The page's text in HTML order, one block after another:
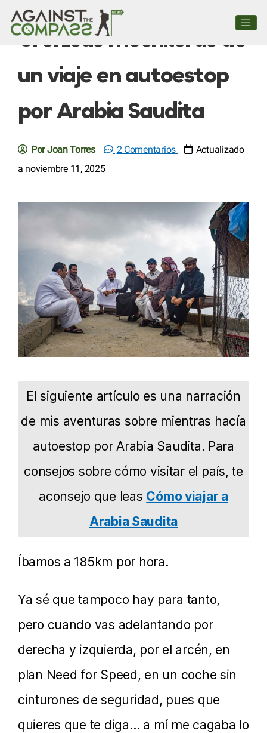
Crónicas mochileras de
un viaje en autoestop
por Arabia Saudita
Por Joan Torres 2 Comentarios
Actualizado
a noviembre 11, 2025
El siguiente artículo es una narración
de mis aventuras sobre mientras hacía
autoestop por Arabia Saudita. Para
consejos sobre cómo visitar el país, te
aconsejo que leas Cómo viajar a
Arabia Saudita
Íbamos a 185km por hora.
Ya sé que tampoco hay para tanto,
pero cuando vas adelantando por
derecha y izquierda, por el arcén, en
plan Need for Speed, en un coche sin
cinturones de seguridad, pues que
quieres que te diga… a mí me cagaba lo